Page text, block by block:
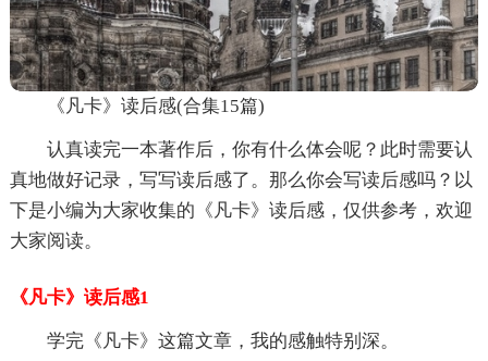
《凡卡》读后感(合集15篇)
认真读完一本著作后，你有什么体会呢？此时需要认
真地做好记录，写写读后感了。那么你会写读后感吗？以
下是小编为大家收集的《凡卡》读后感，仅供参考，欢迎
大家阅读。
《凡卡》读后感1
学完《凡卡》这篇文章，我的感触特别深。